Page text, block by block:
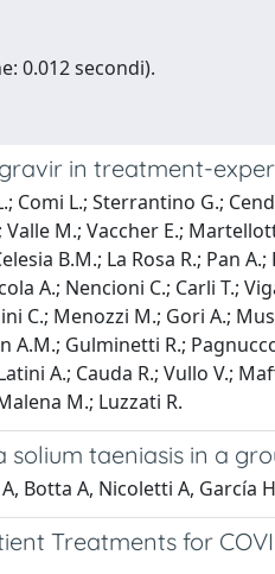
0.012 secondi).
in treatment-
Comi L.; Sterrantino G.;
M.; Vaccher E.;
B.M.; La Rosa R.; Pan
A.; Nencioni C.; Carli T.;
C.; Menozzi M.; Gori A.;
Gulminetti R.;
A.; Cauda R.; Vullo V.;
M.; Luzzati R.
solium taeniasis in a
Botta A, Nicoletti A, García
Treatments for